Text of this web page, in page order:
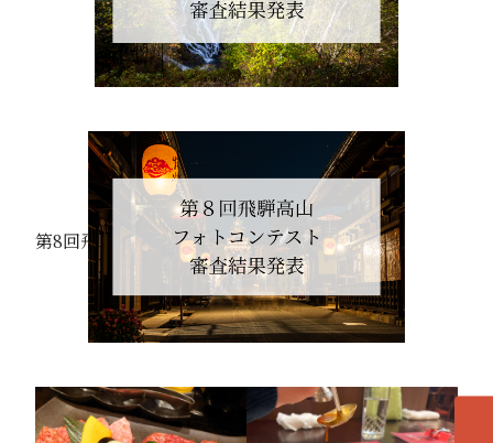
第8回飛騨高山フォトコンテスト 結果発表